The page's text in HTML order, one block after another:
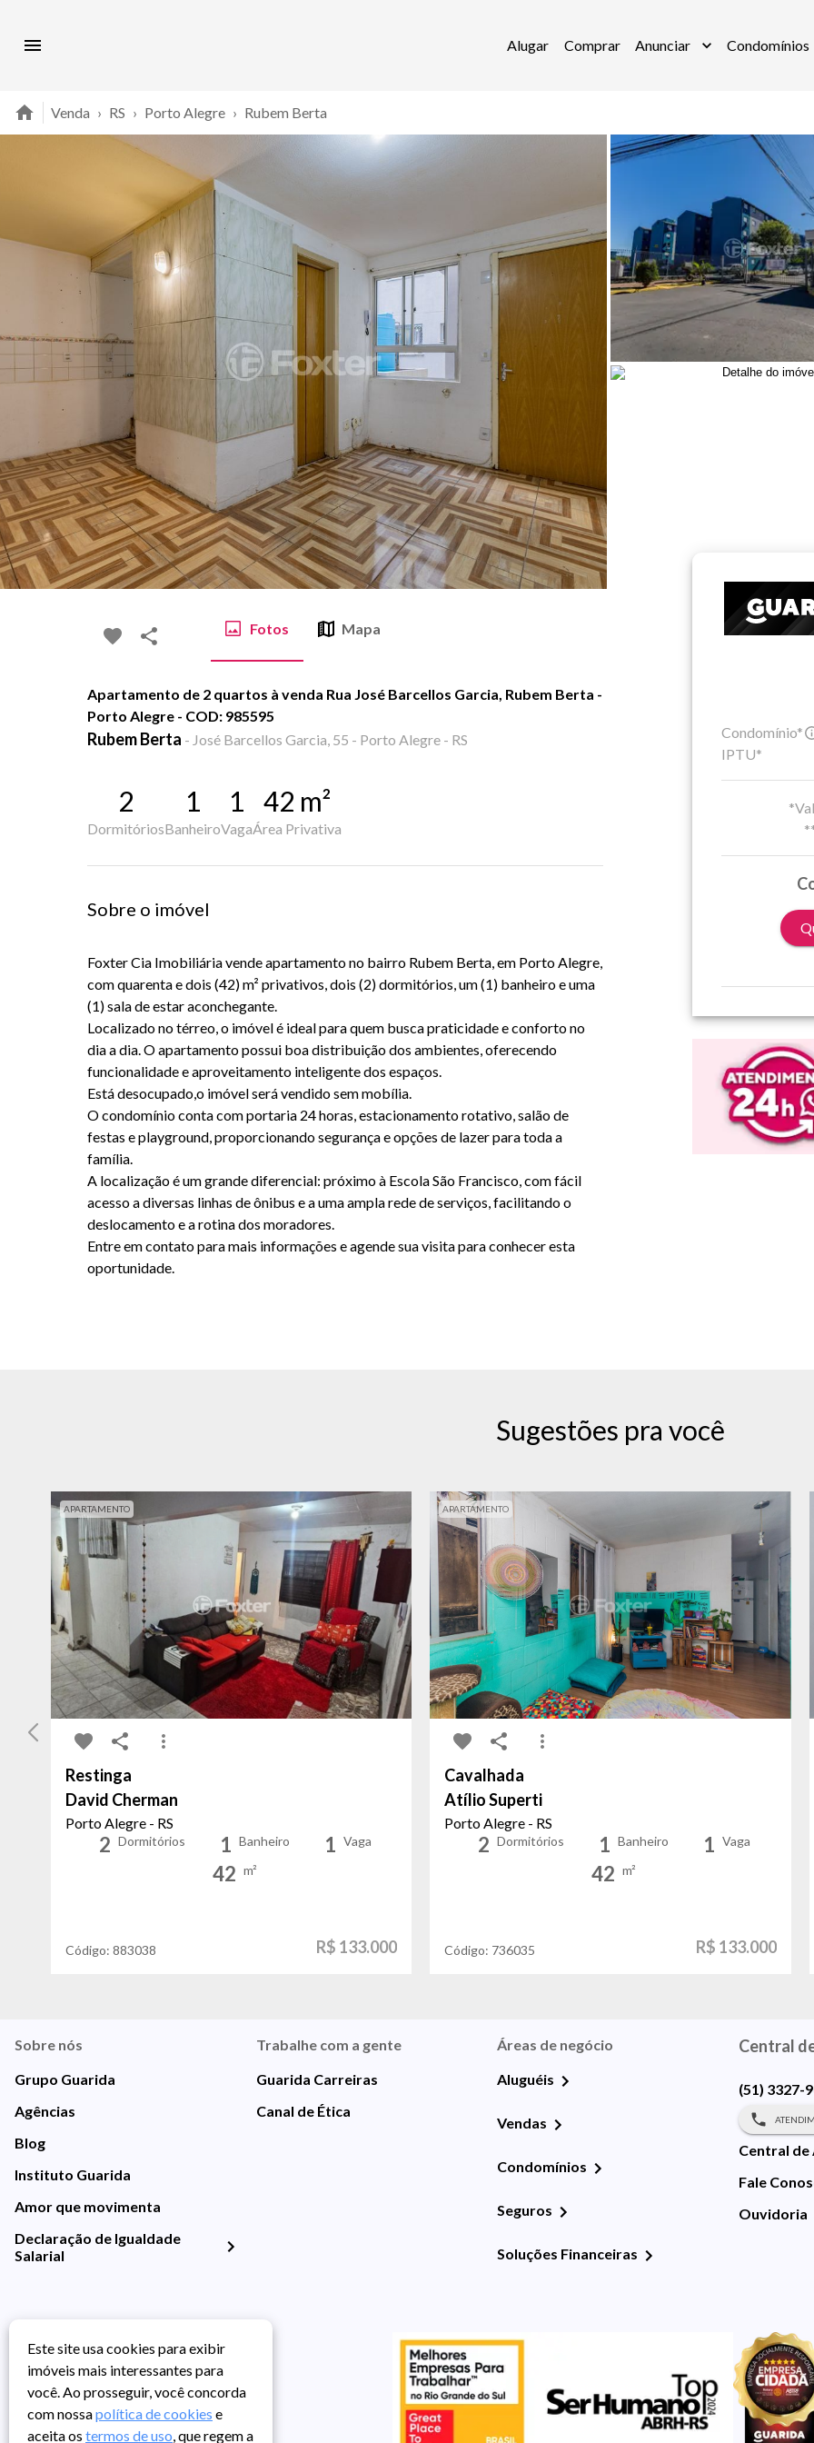
Alugar Comprar Anunciar Condomínios
Venda › RS › Porto Alegre › Rubem Berta
Fotos Mapa
Apartamento de 2 quartos à venda Rua José Barcellos Garcia, Rubem Berta -
Porto Alegre - COD: 985595
Rubem Berta - José Barcellos Garcia, 55 - Porto Alegre - RS
2
Dormitórios
1
Banheiro
1
Vaga
42 m²
Área Privativa
Sobre o imóvel
Foxter Cia Imobiliária vende apartamento no bairro Rubem Berta, em Porto Alegre,
com quarenta e dois (42) m² privativos, dois (2) dormitórios, um (1) banheiro e uma
(1) sala de estar aconchegante.
Localizado no térreo, o imóvel é ideal para quem busca praticidade e conforto no
dia a dia. O apartamento possui boa distribuição dos ambientes, oferecendo
funcionalidade e aproveitamento inteligente dos espaços.
Está desocupado,o imóvel será vendido sem mobília.
O condomínio conta com portaria 24 horas, estacionamento rotativo, salão de
festas e playground, proporcionando segurança e opções de lazer para toda a
família.
A localização é um grande diferencial: próximo à Escola São Francisco, com fácil
acesso a diversas linhas de ônibus e a uma ampla rede de serviços, facilitando o
deslocamento e a rotina dos moradores.
Entre em contato para mais informações e agende sua visita para conhecer esta
oportunidade.
Condomínio*
IPTU*
Sugestões pra você
APARTAMENTO
Restinga
David Cherman
Porto Alegre - RS
2 Dormitórios 1 Banheiro 1 Vaga
42 m²
Código: 883038 R$ 133.000
APARTAMENTO
Cavalhada
Atílio Superti
Porto Alegre - RS
2 Dormitórios 1 Banheiro 1 Vaga
42 m²
Código: 736035 R$ 133.000
Sobre nós
Grupo Guarida
Agências
Blog
Instituto Guarida
Amor que movimenta
Declaração de Igualdade
Salarial
Trabalhe com a gente
Guarida Carreiras
Canal de Ética
Áreas de negócio
Aluguéis
Vendas
Condomínios
Seguros
Soluções Financeiras
Central
(51) 3327-
Central de
Fale
Ouvidoria
Este site usa cookies para exibir
imóveis mais interessantes para
você. Ao prosseguir, você concorda
com nossapolítica de cookies e
aceita os termos de uso, que regem a